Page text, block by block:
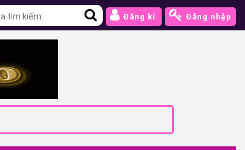
Đăng kí Đăng nhập